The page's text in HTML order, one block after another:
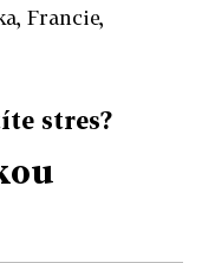
Francie,
stres?